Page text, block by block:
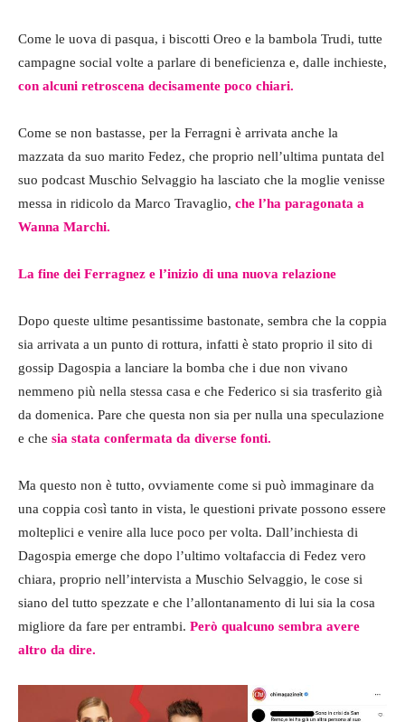
Come le uova di pasqua, i biscotti Oreo e la bambola Trudi, tutte
campagne social volte a parlare di beneficienza e, dalle inchieste,
con alcuni retroscena decisamente poco chiari.
Come se non bastasse, per la Ferragni è arrivata anche la
mazzata da suo marito Fedez, che proprio nell’ultima puntata del
suo podcast Muschio Selvaggio ha lasciato che la moglie venisse
messa in ridicolo da Marco Travaglio, che l’ha paragonata a
Wanna Marchi.
La fine dei Ferragnez e l’inizio di una nuova relazione
Dopo queste ultime pesantissime bastonate, sembra che la coppia
sia arrivata a un punto di rottura, infatti è stato proprio il sito di
gossip Dagospia a lanciare la bomba che i due non vivano
nemmeno più nella stessa casa e che Federico si sia trasferito già
da domenica. Pare che questa non sia per nulla una speculazione
e che sia stata confermata da diverse fonti.
Ma questo non è tutto, ovviamente come si può immaginare da
una coppia così tanto in vista, le questioni private possono essere
molteplici e venire alla luce poco per volta. Dall’inchiesta di
Dagospia emerge che dopo l’ultimo voltafaccia di Fedez vero
chiara, proprio nell’intervista a Muschio Selvaggio, le cose si
siano del tutto spezzate e che l’allontanamento di lui sia la cosa
migliore da fare per entrambi. Però qualcuno sembra avere
altro da dire.